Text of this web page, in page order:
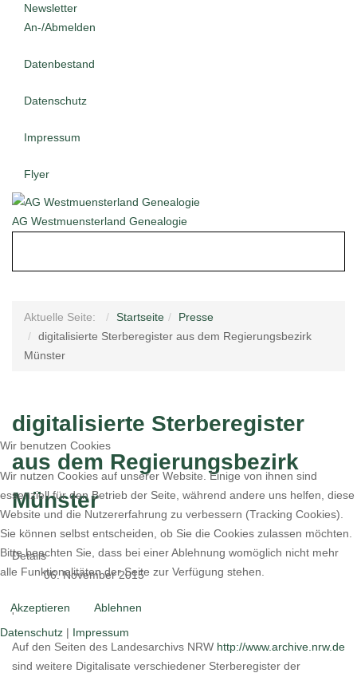
Newsletter
An-/Abmelden
Datenbestand
Datenschutz
Impressum
Flyer
AG Westmuensterland Genealogie
Aktuelle Seite: Startseite
Presse
digitalisierte Sterberegister aus dem Regierungsbezirk
Münster
digitalisierte Sterberegister
aus dem Regierungsbezirk
Münster
Details
06. November 2015
'
Auf den Seiten des Landesarchivs NRW http://www.archive.nrw.de
sind weitere Digitalisate verschiedener Sterberegister der
Wir benutzen Cookies
Wir nutzen Cookies auf unserer Website. Einige von ihnen sind
essenziell für den Betrieb der Seite, während andere uns helfen, diese
Website und die Nutzererfahrung zu verbessern (Tracking Cookies).
Sie können selbst entscheiden, ob Sie die Cookies zulassen möchten.
Bitte beachten Sie, dass bei einer Ablehnung womöglich nicht mehr
alle Funktionalitäten der Seite zur Verfügung stehen.
Akzeptieren
Ablehnen
Datenschutz | Impressum